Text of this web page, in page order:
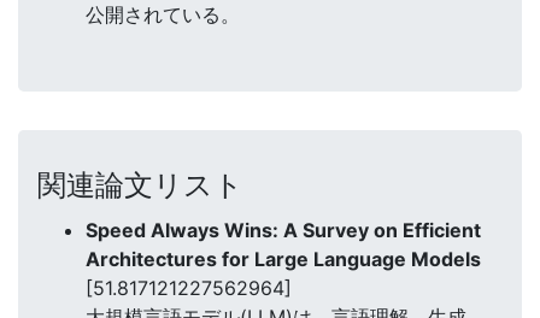
公開されている。
関連論文リスト
Speed Always Wins: A Survey on Efficient
Architectures for Large Language Models
[51.817121227562964]